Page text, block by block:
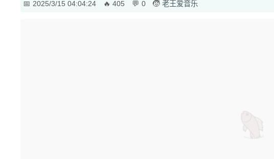
2025/3/15 04:04:24 405 0 老王爱音乐